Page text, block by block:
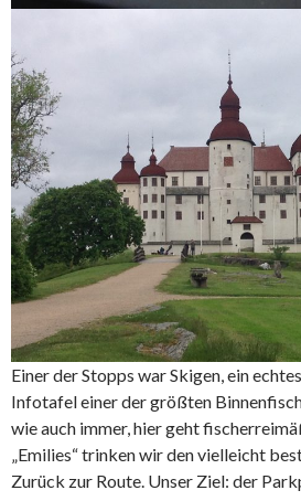
Einer der Stopps war Skigen, ein
Infotafel einer der größten
wie auch immer, hier geht
„Emilies“ trinken wir den vielleicht
Zurück zur Route. Unser Ziel: der